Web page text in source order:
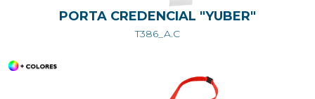
PORTA CREDENCIAL "YUBER"
T386_A.C